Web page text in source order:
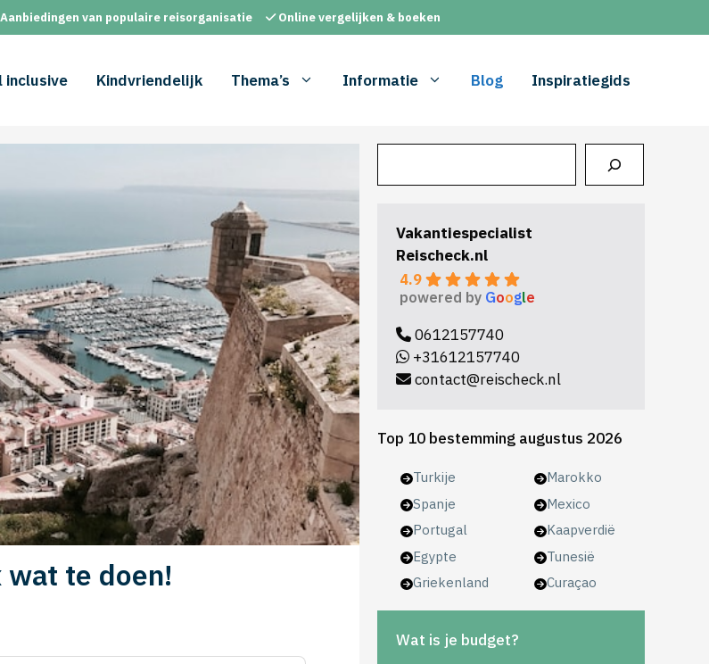
van populaire reisorganisatie Online vergelijken & boeken
inclusive Kindvriendelijk Thema’s Informatie Blog Inspiratiegids
te doen!
Vakantiespecialist
Reischeck.nl
4.9
powered by Google
0612157740
+31612157740
contact@reischeck.nl
Top 10 bestemming augustus 2026
Turkije
Spanje
Portugal
Egypte
Griekenland
Marokko
Mexico
Kaapverdië
Tunesië
Curaçao
Wat is je budget?